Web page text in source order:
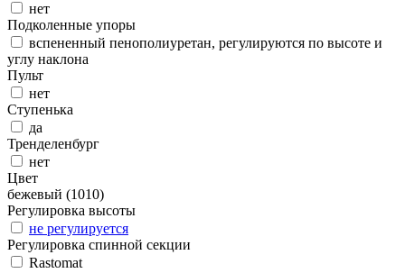
нет
Подколенные упоры
вспененный пенополиуретан, регулируются по высоте и
углу наклона
Пульт
нет
Ступенька
да
Тренделенбург
нет
Цвет
бежевый (1010)
Регулировка высоты
не регулируется
Регулировка спинной секции
Rastomat